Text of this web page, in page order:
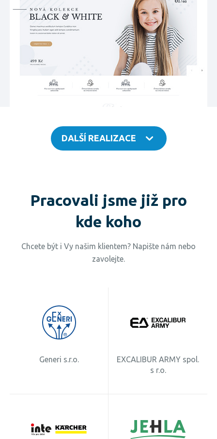
DALŠÍ REALIZACE
Pracovali jsme již pro
kde koho
Chcete být i Vy našim klientem? Napište nám nebo
zavolejte.
Generi s.r.o.
EXCALIBUR ARMY spol.
s r.o.